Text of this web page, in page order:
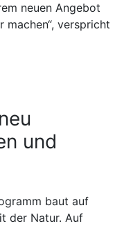
neuen Angebot
machen“, verspricht
und
baut auf
der Natur. Auf